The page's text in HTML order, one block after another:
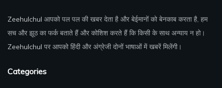
Zeehulchul आपको पल पल की खबर देता है और बेईमानों को बेनकाब करता है, हम
सच और झूठ का फर्क बताते हैं और कोशिश करते हैं कि किसी के साथ अन्याय न हो।
Zeehulchul पर आपको हिंदी और अंग्रेजी दोनों भाषाओं में खबरें मिलेंगी।
Categories